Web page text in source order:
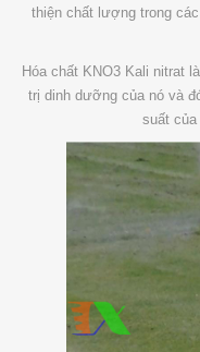
thiện chất lượng trong
Hóa chất KNO3 Kali nitrat
trị dinh dưỡng của nó và
suất